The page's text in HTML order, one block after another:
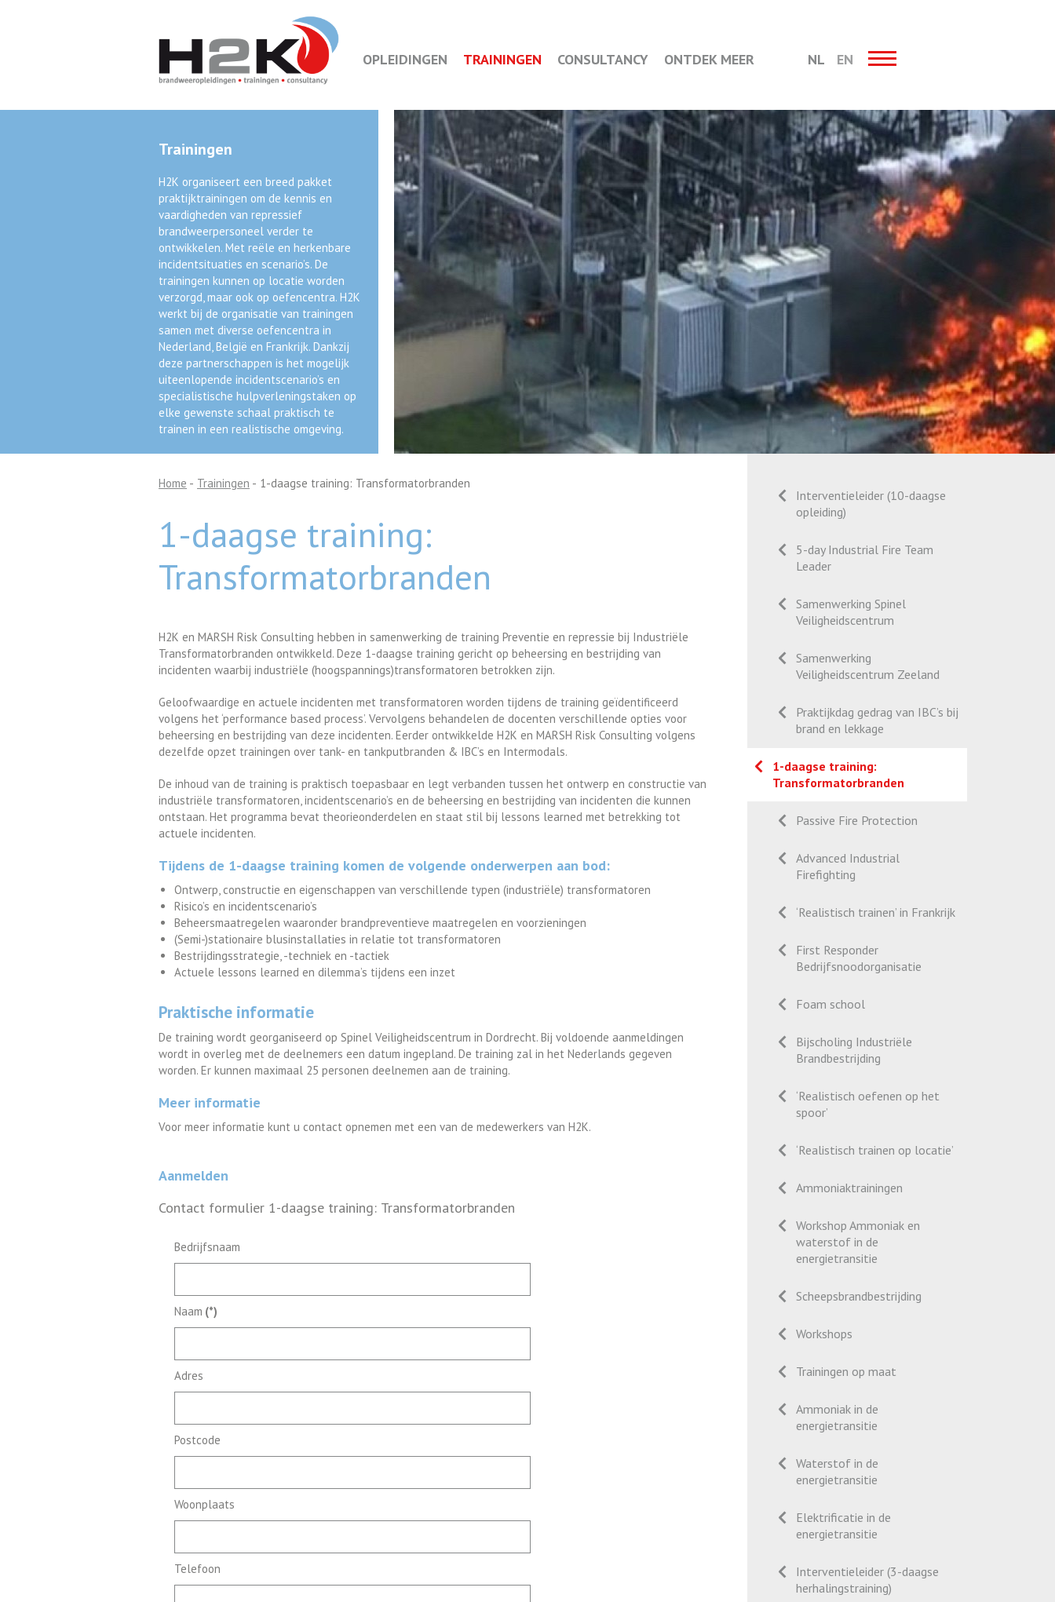
OPLEIDINGEN TRAININGEN CONSULTANCY ONTDEK MEER NL EN
Trainingen
H2K organiseert een breed pakket
praktijktrainingen om de kennis en
vaardigheden van repressief
brandweerpersoneel verder te
ontwikkelen. Met reële en herkenbare
incidentsituaties en scenario’s. De
trainingen kunnen op locatie worden
verzorgd, maar ook op oefencentra. H2K
werkt bij de organisatie van trainingen
samen met diverse oefencentra in
Nederland, België en Frankrijk. Dankzij
deze partnerschappen is het mogelijk
uiteenlopende incidentscenario’s en
specialistische hulpverleningstaken op
elke gewenste schaal praktisch te
trainen in een realistische omgeving.
Home - Trainingen - 1-daagse training: Transformatorbranden
1-daagse training:
Transformatorbranden
H2K en MARSH Risk Consulting hebben in samenwerking de training Preventie en repressie bij Industriële
Transformatorbranden ontwikkeld. Deze 1-daagse training gericht op beheersing en bestrijding van
incidenten waarbij industriële (hoogspannings)transformatoren betrokken zijn.
Geloofwaardige en actuele incidenten met transformatoren worden tijdens de training geïdentificeerd
volgens het ‘performance based process’. Vervolgens behandelen de docenten verschillende opties voor
beheersing en bestrijding van deze incidenten. Eerder ontwikkelde H2K en MARSH Risk Consulting volgens
dezelfde opzet trainingen over tank- en tankputbranden & IBC’s en Intermodals.
De inhoud van de training is praktisch toepasbaar en legt verbanden tussen het ontwerp en constructie van
industriële transformatoren, incidentscenario’s en de beheersing en bestrijding van incidenten die kunnen
ontstaan. Het programma bevat theorieonderdelen en staat stil bij lessons learned met betrekking tot
actuele incidenten.
Tijdens de 1-daagse training komen de volgende onderwerpen aan bod:
Ontwerp, constructie en eigenschappen van verschillende typen (industriële) transformatoren
Risico’s en incidentscenario’s
Beheersmaatregelen waaronder brandpreventieve maatregelen en voorzieningen
(Semi-)stationaire blusinstallaties in relatie tot transformatoren
Bestrijdingsstrategie, -techniek en -tactiek
Actuele lessons learned en dilemma’s tijdens een inzet
Praktische informatie
De training wordt georganiseerd op Spinel Veiligheidscentrum in Dordrecht. Bij voldoende aanmeldingen
wordt in overleg met de deelnemers een datum ingepland. De training zal in het Nederlands gegeven
worden. Er kunnen maximaal 25 personen deelnemen aan de training.
Meer informatie
Voor meer informatie kunt u contact opnemen met een van de medewerkers van H2K.
Aanmelden
Contact formulier 1-daagse training: Transformatorbranden
Bedrijfsnaam
Naam (*)
Adres
Postcode
Woonplaats
Telefoon
Interventieleider (10-daagse
opleiding)
5-day Industrial Fire Team
Leader
Samenwerking Spinel
Veiligheidscentrum
Samenwerking
Veiligheidscentrum Zeeland
Praktijkdag gedrag van IBC’s bij
brand en lekkage
1-daagse training:
Transformatorbranden
Passive Fire Protection
Advanced Industrial
Firefighting
‘Realistisch trainen’ in Frankrijk
First Responder
Bedrijfsnoodorganisatie
Foam school
Bijscholing Industriële
Brandbestrijding
‘Realistisch oefenen op het
spoor’
‘Realistisch trainen op locatie’
Ammoniaktrainingen
Workshop Ammoniak en
waterstof in de
energietransitie
Scheepsbrandbestrijding
Workshops
Trainingen op maat
Ammoniak in de
energietransitie
Waterstof in de
energietransitie
Elektrificatie in de
energietransitie
Interventieleider (3-daagse
herhalingstraining)